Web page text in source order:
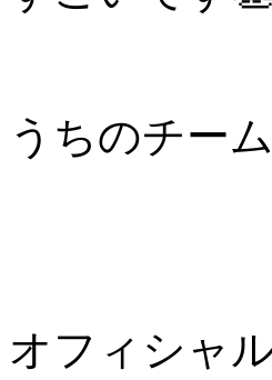
うちのチー
オフィシャ